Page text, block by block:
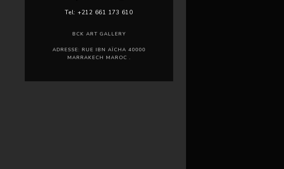
Tel: +212 661 173 610
BCK ART GALLERY
ADRESSE: RUE IBN AÏCHA 40000
MARRAKECH MAROC .